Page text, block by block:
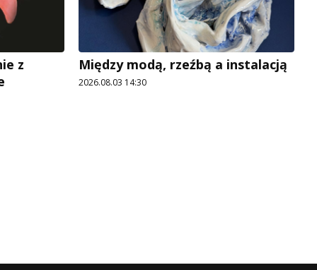
z
Między modą, rzeźbą a instalacją
2026.08.03 14:30